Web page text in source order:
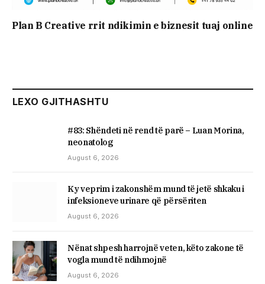
Plan B Creative rrit ndikimin e biznesit tuaj online
LEXO GJITHASHTU
#83: Shëndeti në rend të parë – Luan Morina,
neonatolog
August 6, 2026
Ky veprim i zakonshëm mund të jetë shkaku i
infeksioneve urinare që përsëriten
August 6, 2026
Nënat shpesh harrojnë veten, këto zakone të
vogla mund të ndihmojnë
August 6, 2026